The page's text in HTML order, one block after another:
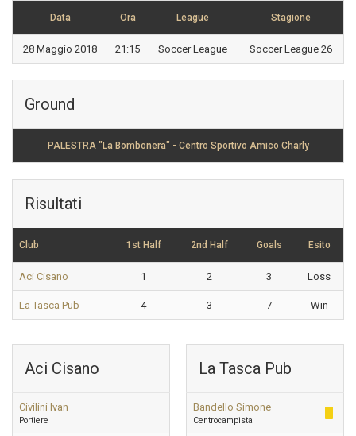
Data Ora League Stagione
28 Maggio 2018 21:15 Soccer League Soccer League 26
Ground
PALESTRA "La Bombonera" - Centro Sportivo Amico Charly
Risultati
Club 1st Half 2nd Half Goals Esito
Aci Cisano 1 2 3 Loss
La Tasca Pub 4 3 7 Win
Aci Cisano
Civilini Ivan
Portiere
La Tasca Pub
Bandello Simone
Centrocampista